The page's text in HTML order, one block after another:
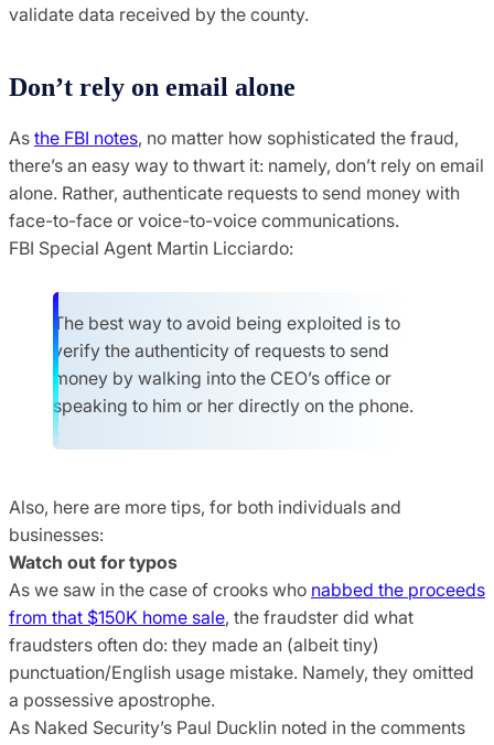
validate data received by the county.
Don’t rely on email alone
As the FBI notes, no matter how sophisticated the fraud,
there’s an easy way to thwart it: namely, don’t rely on email
alone. Rather, authenticate requests to send money with
face-to-face or voice-to-voice communications.
FBI Special Agent Martin Licciardo:
The best way to avoid being exploited is to
verify the authenticity of requests to send
money by walking into the CEO’s office or
speaking to him or her directly on the phone.
Also, here are more tips, for both individuals and
businesses:
Watch out for typos
As we saw in the case of crooks who nabbed the proceeds
from that $150K home sale, the fraudster did what
fraudsters often do: they made an (albeit tiny)
punctuation/English usage mistake. Namely, they omitted
a possessive apostrophe.
As Naked Security’s Paul Ducklin noted in the comments